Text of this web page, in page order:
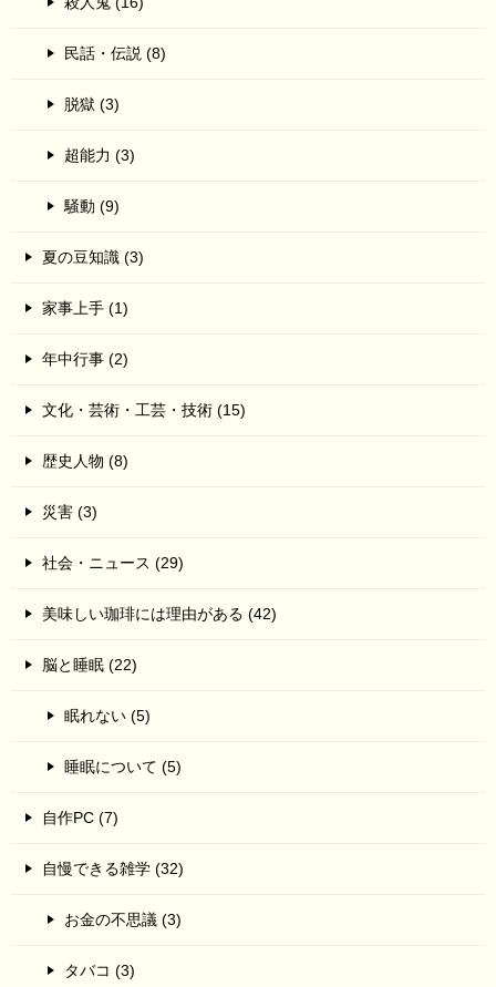
民話・伝説 (8)
脱獄 (3)
超能力 (3)
騒動 (9)
夏の豆知識 (3)
家事上手 (1)
年中行事 (2)
文化・芸術・工芸・技術 (15)
歴史人物 (8)
災害 (3)
社会・ニュース (29)
美味しい珈琲には理由がある (42)
脳と睡眠 (22)
眠れない (5)
睡眠について (5)
自作PC (7)
自慢できる雑学 (32)
お金の不思議 (3)
タバコ (3)